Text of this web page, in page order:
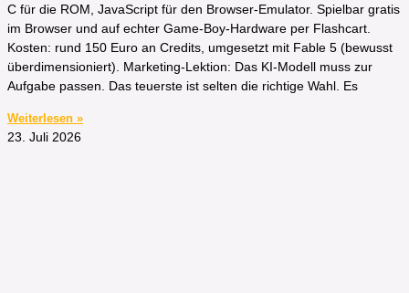
C für die ROM, JavaScript für den Browser-Emulator. Spielbar gratis
im Browser und auf echter Game-Boy-Hardware per Flashcart.
Kosten: rund 150 Euro an Credits, umgesetzt mit Fable 5 (bewusst
überdimensioniert). Marketing-Lektion: Das KI-Modell muss zur
Aufgabe passen. Das teuerste ist selten die richtige Wahl. Es
Weiterlesen »
23. Juli 2026